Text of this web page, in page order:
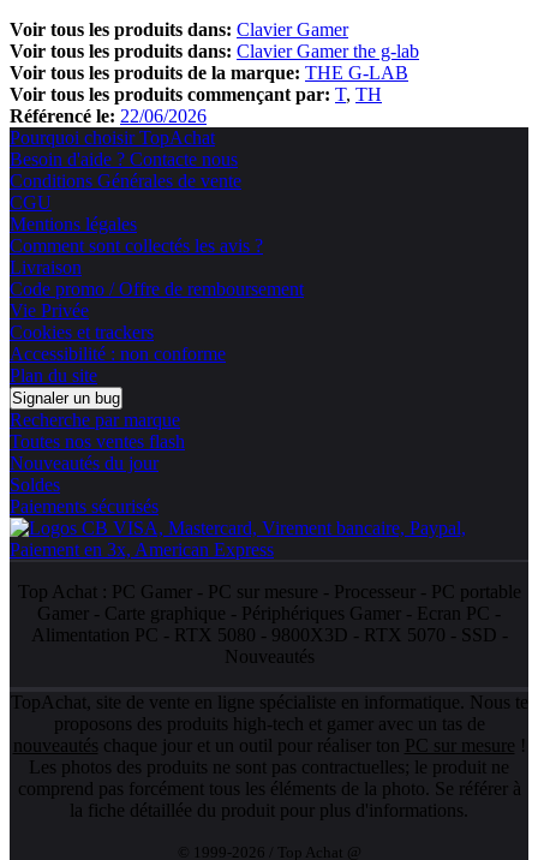
Voir tous les produits dans: Clavier Gamer
Voir tous les produits dans: Clavier Gamer the g-lab
Voir tous les produits de la marque: THE G-LAB
Voir tous les produits commençant par: T TH
Référencé le: 22/06/2026
Pourquoi choisir TopAchat
Besoin d'aide ? Contacte nous
Conditions Générales de vente
CGU
Mentions légales
Comment sont collectés les avis ?
Livraison
Code promo / Offre de remboursement
Vie Privée
Cookies et trackers
Accessibilité : non conforme
Plan du site
Signaler un bug
Recherche par marque
Toutes nos ventes flash
Nouveautés du jour
Soldes
Paiements sécurisés
Top Achat : PC Gamer- PC sur mesure - Processeur- PC portable
Gamer - Carte graphique - Périphériques Gamer - Ecran PC -
Alimentation PC - RTX 5080 - 9800X3D - RTX 5070 - SSD -
Nouveautés
TopAchat, site de vente en ligne spécialiste en informatique. Nous te
proposons des produits high-tech et gamer avec un tas de
nouveautés chaque jour et un outil pour réaliser ton PC sur mesure !
Les photos des produits ne sont pas contractuelles; le produit ne
comprend pas forcément tous les éléments de la photo. Se référer à
la fiche détaillée du produit pour plus d'informations.
© 1999-2026 / Top Achat @